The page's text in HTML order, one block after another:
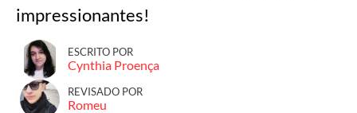
impressionantes!
ESCRITO POR
Cynthia Proença
REVISADO POR
Romeu